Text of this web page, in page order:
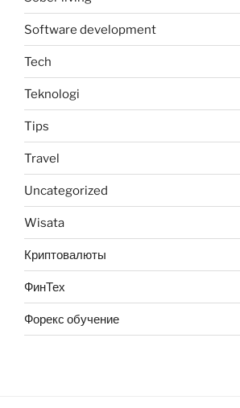
Software development
Tech
Teknologi
Tips
Travel
Uncategorized
Wisata
Криптовалюты
ФинТех
Форекс обучение